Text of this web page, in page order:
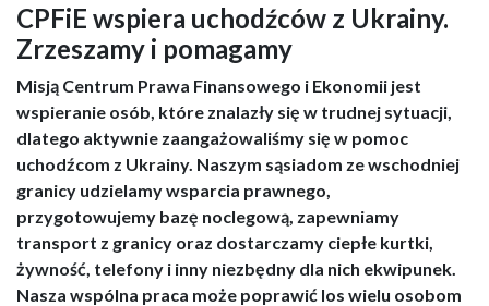
CPFiE wspiera uchodźców z Ukrainy.
Zrzeszamy i pomagamy
Misją Centrum Prawa Finansowego i Ekonomii jest
wspieranie osób, które znalazły się w trudnej sytuacji,
dlatego aktywnie zaangażowaliśmy się w pomoc
uchodźcom z Ukrainy. Naszym sąsiadom ze wschodniej
granicy udzielamy wsparcia prawnego,
przygotowujemy bazę noclegową, zapewniamy
transport z granicy oraz dostarczamy ciepłe kurtki,
żywność, telefony i inny niezbędny dla nich ekwipunek.
Nasza wspólna praca może poprawić los wielu osobom